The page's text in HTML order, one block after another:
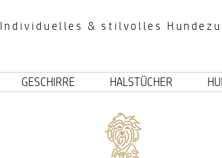
Individuelles & stilvolles
GESCHIRRE HALSTÜCHER